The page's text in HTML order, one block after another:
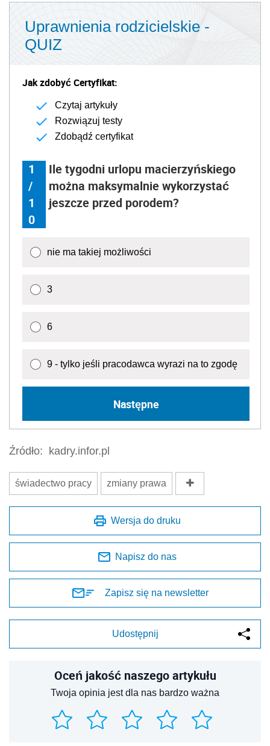
Uprawnienia rodzicielskie -
QUIZ
Jak zdobyć Certyfikat:
Czytaj artykuły
Rozwiązuj testy
Zdobądź certyfikat
1
/
1
0
Ile tygodni urlopu macierzyńskiego
można maksymalnie wykorzystać
jeszcze przed porodem?
nie ma takiej możliwości
3
6
9 - tylko jeśli pracodawca wyrazi na to zgodę
Następne
Źródło: kadry.infor.pl
świadectwo pracy zmiany prawa
Wersja do druku
Napisz do nas
Zapisz się na newsletter
Udostępnij
Oceń jakość naszego artykułu
Twoja opinia jest dla nas bardzo ważna